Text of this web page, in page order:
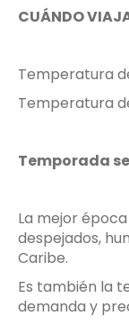
CUÁNDO
Temperatura
Temperatura
Temporada
La mejor
despejados,
Caribe.
Es también la
demanda y